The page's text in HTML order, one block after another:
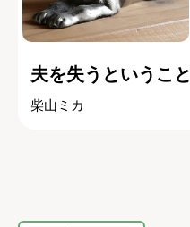
夫を失うということ
柴山ミカ